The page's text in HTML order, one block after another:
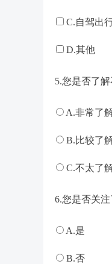
C.自驾出
D.其他
5.您是否了
A.非常了
B.比较了
C.不太了
6.您是否关
A.是
B.否